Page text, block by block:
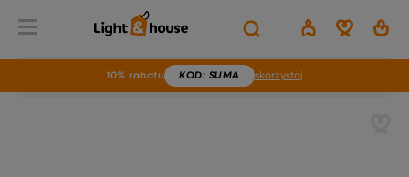
10% rabatu KOD: SUMA skorzystaj